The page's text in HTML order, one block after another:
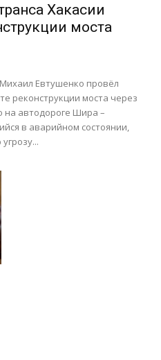
Хакасии
моста
Евтушенко провёл
реконструкции моста через
на автодороге Шира –
в аварийном состоянии,